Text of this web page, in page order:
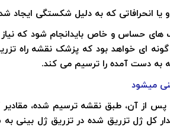
انحرافاتی که به دلیل شکستگی ایجاد
های حساس و خاص بایدانجام شود که
گونه ای خواهد بود که پزشک نقشه راه
به دست آمده را ترسیم می کند.
میشود
از آن، طبق نقشه ترسیم شده، مقادیر
ژل تزریق شده در تزریق ژل بینی به